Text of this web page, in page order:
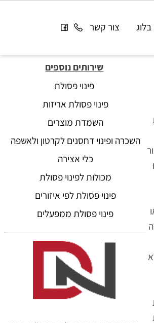
בלוג צור קשר
שירותים נוספים
פינוי פסולת
פינוי פסולת אריזות
השמדת מוצרים
השכרה ופינוי דחסנים לקרטון ולאשפה
כלי אצירה
מכולות לפינוי פסולת
פינוי פסולת לפי איזורים